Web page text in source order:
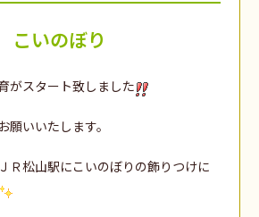
こいのぼり
がスタート致しました
願いいたします。
Ｒ松山駅にこいのぼりの飾りつけに